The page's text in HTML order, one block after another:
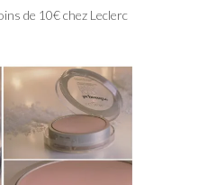
de 10€ chez Leclerc